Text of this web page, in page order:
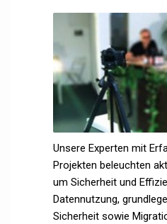
Unsere Experten mit
Projekten beleuchten
um Sicherheit und
Datennutzung,
Sicherheit sowie